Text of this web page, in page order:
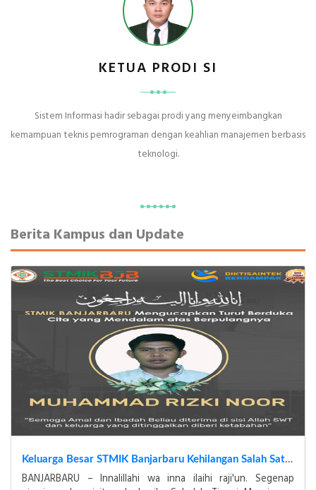
KETUA PRODI SI
Sistem Informasi hadir sebagai prodi yang menyeimbangkan
kemampuan teknis pemrograman dengan keahlian manajemen berbasis
teknologi.
Berita Kampus dan Update
Jadwal Ujian Akhir Semester Ganjil 2025/2026
Mekanisme & Ketentuan UAS Ganjil 2025 / 2026Mahasiswa